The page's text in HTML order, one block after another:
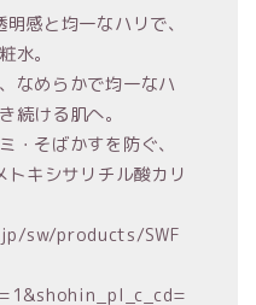
感と均一なハリで、
水。
なめらかで均一なハ
続ける肌へ。
・そばかすを防ぐ、
キシサリチル酸カリ
sw/products/SWF